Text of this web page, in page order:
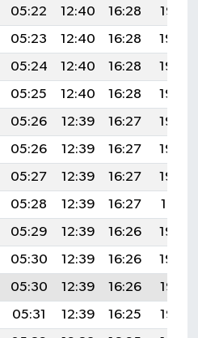
05:22 12:40 16:28
19:47
05:23 12:40 16:28
19:46
05:24 12:40 16:28
19:45
05:25 12:40 16:28
19:44
05:26 12:39 16:27
19:43
05:26 12:39 16:27
19:43
05:27 12:39 16:27
19:42
05:28 12:39 16:27
19:41
05:29 12:39 16:26
19:40
05:30 12:39 16:26
19:39
05:30 12:39 16:26
19:38
05:31 12:39 16:25
19:37